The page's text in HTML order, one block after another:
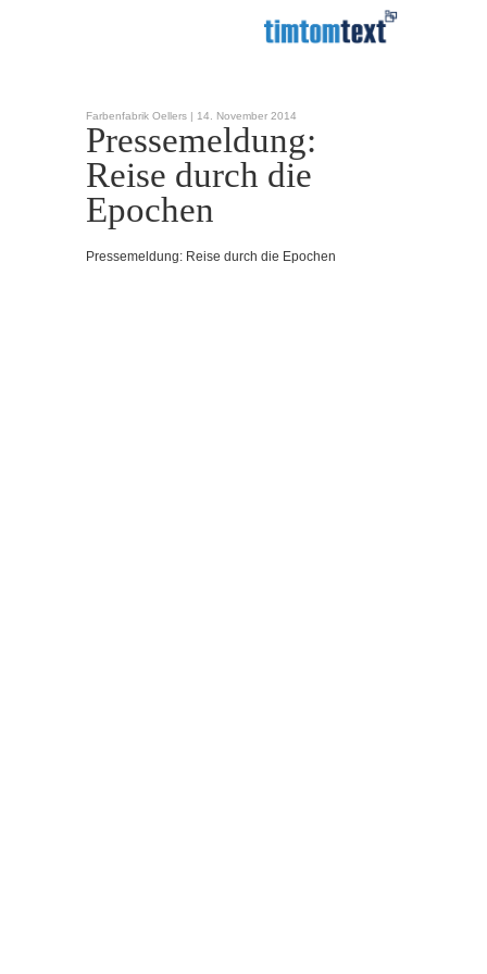
Farbenfabrik Oellers | 14. November 2014
Pressemeldung:
Reise durch die
Epochen
Pressemeldung: Reise durch die Epochen